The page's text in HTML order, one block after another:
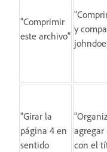
"Comprimir
este archivo"
y
"Girar la
página 4 en
sentido
agregar
con el